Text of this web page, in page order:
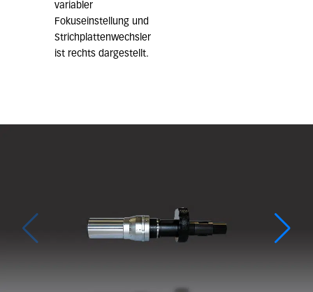
variabler
Fokuseinstellung und
Strichplattenwechsler
ist rechts dargestellt.